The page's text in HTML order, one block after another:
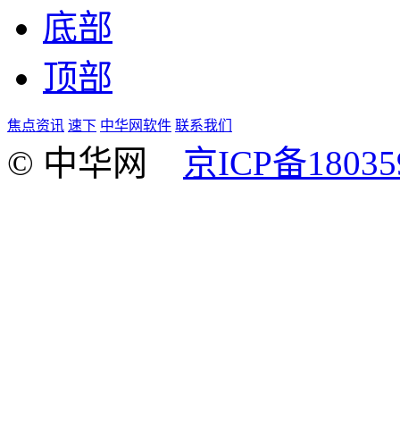
底部
顶部
焦点资讯 速下 中华网软件 联系我们
© 中华网 京ICP备